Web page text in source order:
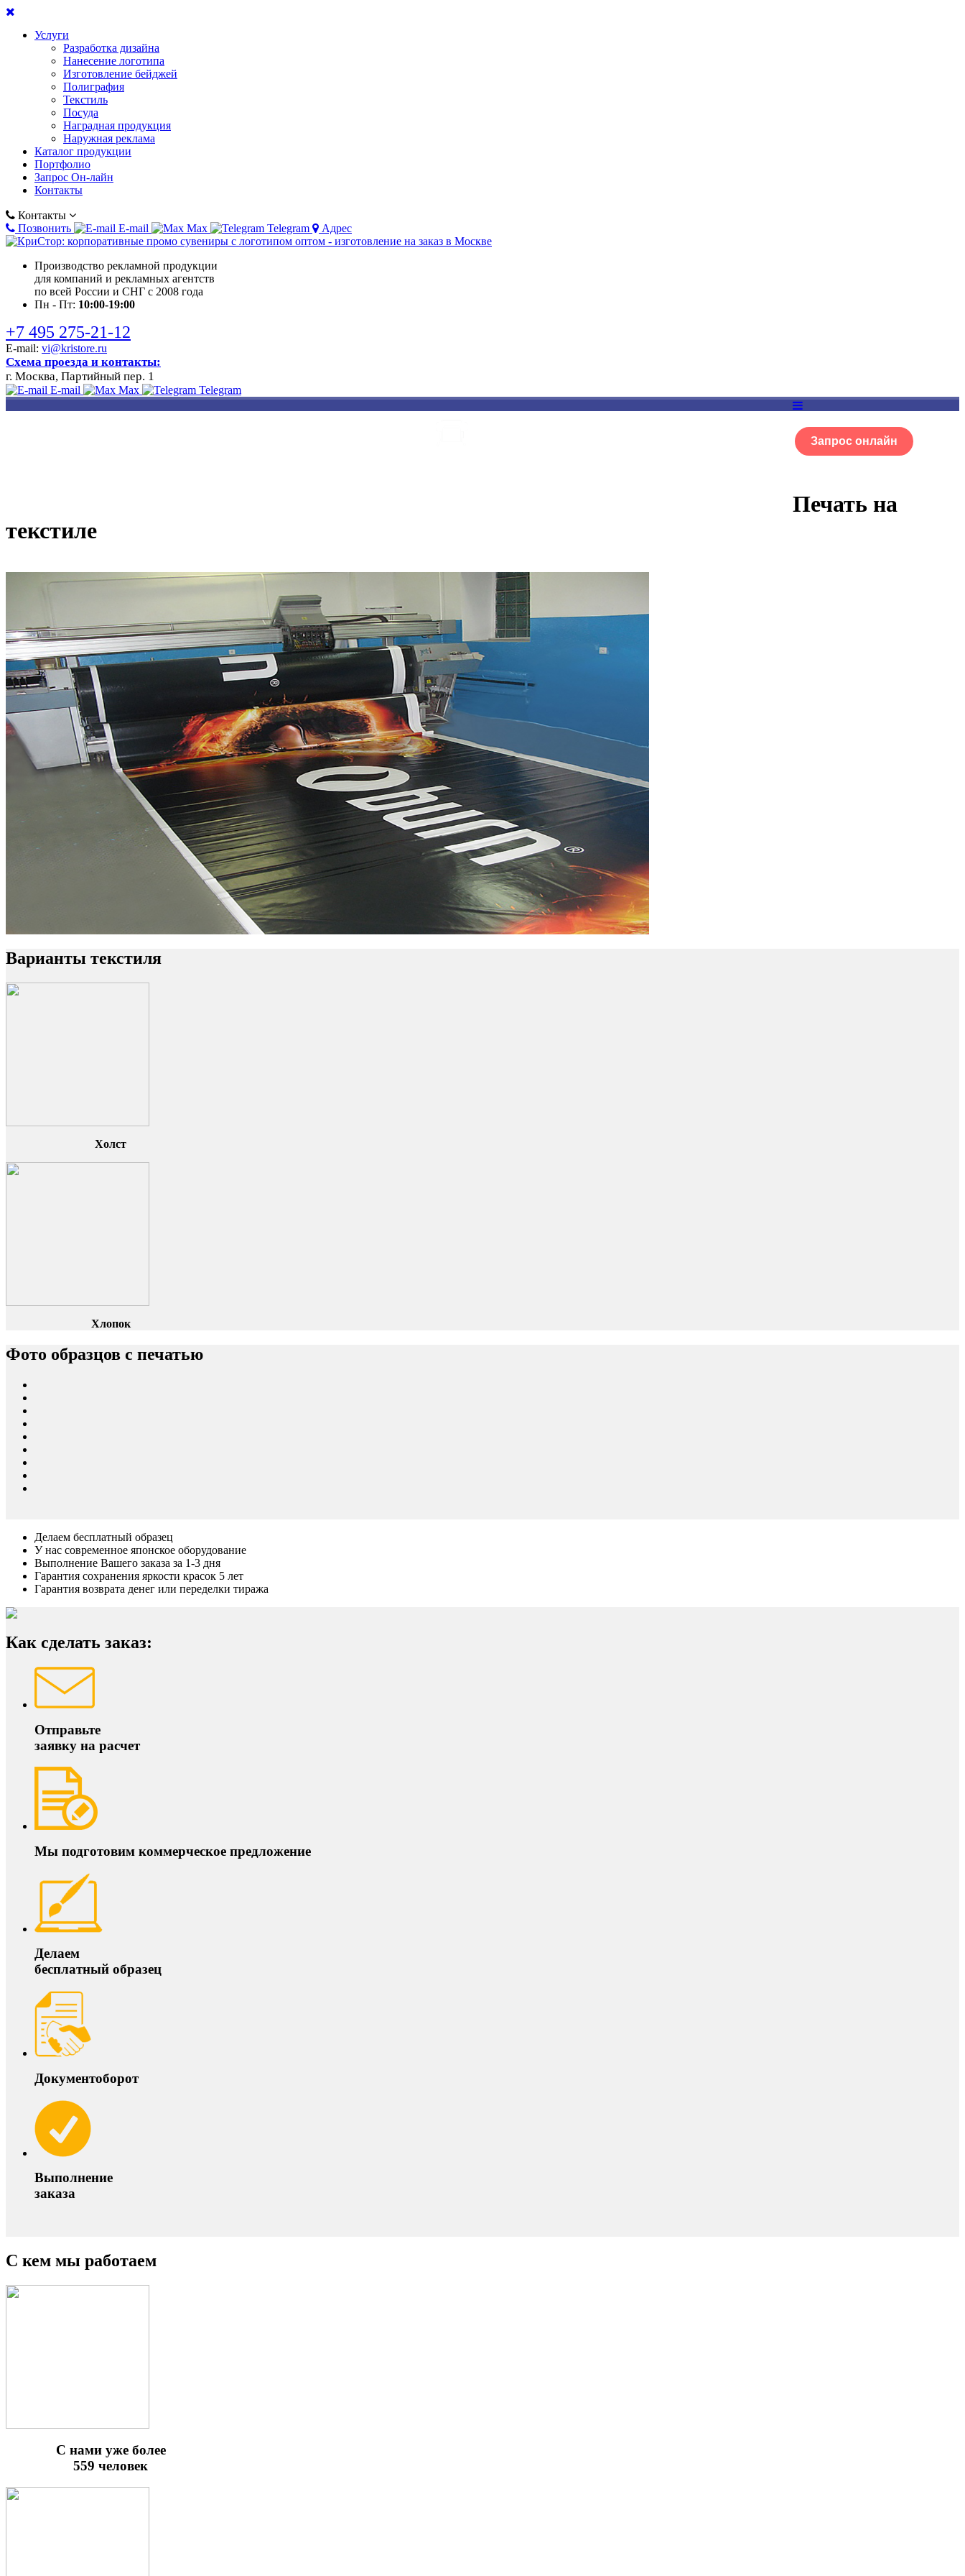
Услуги
Разработка дизайна
Нанесение логотипа
Изготовление бейджей
Полиграфия
Текстиль
Посуда
Наградная продукция
Наружная реклама
Каталог продукции
Портфолио
Запрос Он-лайн
Контакты
Контакты
Позвонить
E-mail Max Telegram Адрес
Производство рекламной продукции
для компаний и рекламных агентств
по всей России и СНГ с 2008 года
Пн - Пт: 10:00-19:00
+7 495 275-21-12
E-mail: vi@kristore.ru
Схема проезда и контакты:
г. Москва, Партийный пер. 1
E-mail Max Telegram
Запрос онлайн
Печать на
текстиле
Варианты текстиля
Холст
Хлопок
Фото образцов с печатью
Делаем бесплатный образец
У нас современное японское оборудование
Выполнение Вашего заказа за 1-3 дня
Гарантия сохранения яркости красок 5 лет
Гарантия возврата денег или переделки тиража
Как сделать заказ:
Отправьте
заявку на расчет
Мы подготовим коммерческое предложение
Делаем
бесплатный образец
Документоборот
Выполнение
заказа
С кем мы работаем
С нами уже более
559 человек